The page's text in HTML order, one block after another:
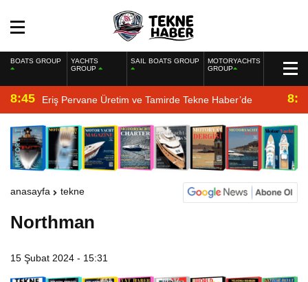
BOATS GROUP
YACHTS
GROUP
SAIL BOATS GROUP
MOTORYACHTS
GROUP
8:45 Eriş Pervane Üretim ve Tamirde Tekne Haber’de
anasayfa tekne
Northman
15 Şubat 2024 - 15:31